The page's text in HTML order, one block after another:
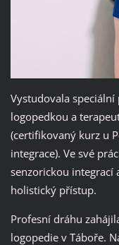
Vystudovala
logopedkou a
(certifikovaný kurz u
integrace). Ve své
senzorickou integrací
holistický přístup.
Profesní dráhu
logopedie v Táboře.